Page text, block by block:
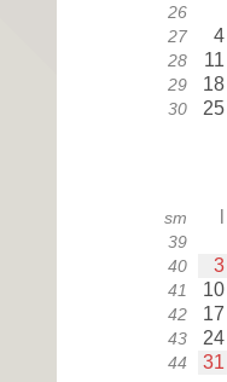
26
27 4
28 11
29 18
30 25
sm
39
40 3
41 10
42 17
43 24
44 31